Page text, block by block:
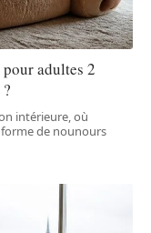
adultes 2
intérieure, où
de nounours